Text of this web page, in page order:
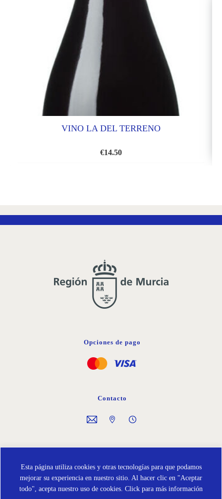
Esta página utiliza cookies y otras tecnologías para que podamos
mejorar su experiencia en nuestro sitio. Al hacer clic en "Aceptar
todo", acepta nuestro uso de cookies. Click para más información
VINO LA DEL TERRENO
€14.50
Opciones de pago
Contacto